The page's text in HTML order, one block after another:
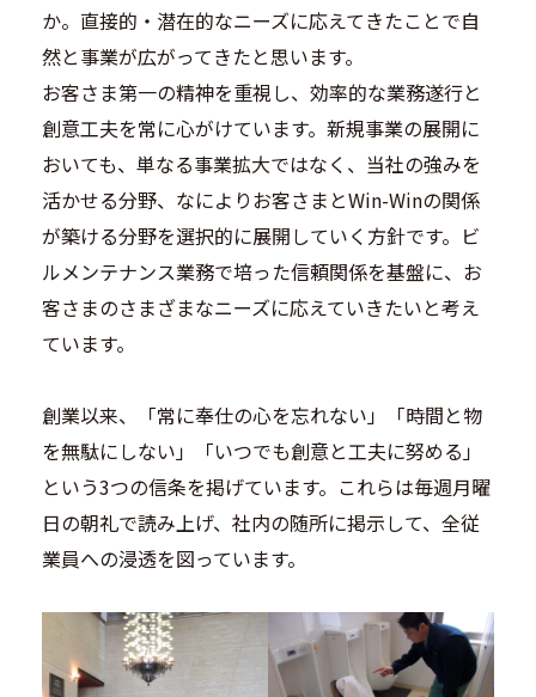
か。直接的・潜在的なニーズに応えてきたことで自
然と事業が広がってきたと思います。
お客さま第一の精神を重視し、効率的な業務遂行と
創意工夫を常に心がけています。新規事業の展開に
おいても、単なる事業拡大ではなく、当社の強みを
活かせる分野、なによりお客さまとWin-Winの関係
が築ける分野を選択的に展開していく方針です。ビ
ルメンテナンス業務で培った信頼関係を基盤に、お
客さまのさまざまなニーズに応えていきたいと考え
ています。
創業以来、「常に奉仕の心を忘れない」「時間と物
を無駄にしない」「いつでも創意と工夫に努める」
という3つの信条を掲げています。これらは毎週月曜
日の朝礼で読み上げ、社内の随所に掲示して、全従
業員への浸透を図っています。